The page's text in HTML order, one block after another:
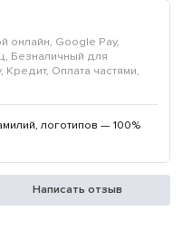
онлайн, Google Pay,
Безналичный для
Кредит, Оплата частями,
логотипов — 100%
Написать отзыв